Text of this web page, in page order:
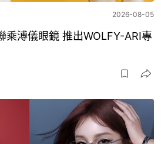
2026-08-05
乘溥儀眼鏡 推出WOLFY-ARI專